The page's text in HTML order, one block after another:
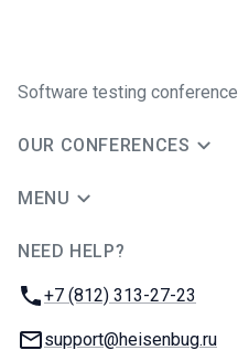
Software testing conference
OUR CONFERENCES
MENU
NEED HELP?
Phone:
+7 (812) 313-27-23
Email:
support@heisenbug.ru